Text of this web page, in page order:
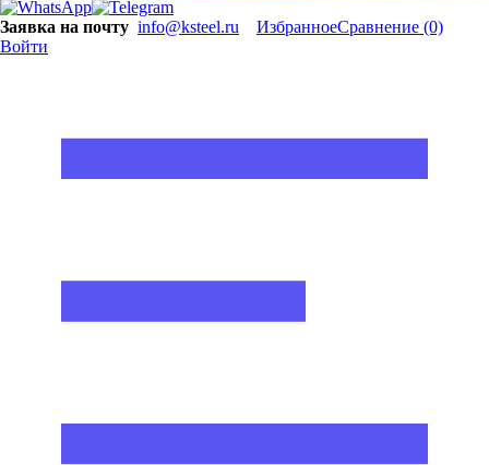
Заявка на почту info@ksteel.ru ИзбранноеСравнение (0)
Войти